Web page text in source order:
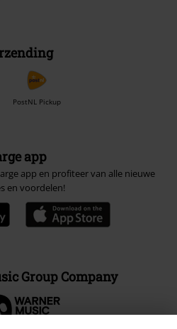
PostNL Pickup
app
app en profiteer van alle nieuwe
en voordelen!
Group Company